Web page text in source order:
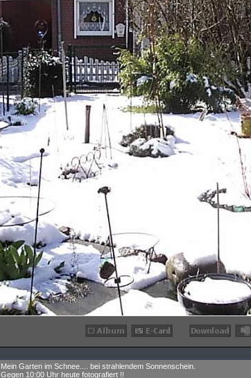
Mein Garten im Schnee.... bei strahlendem Sonnenschein.
Gegen 10:00 Uhr heute fotografiert !!